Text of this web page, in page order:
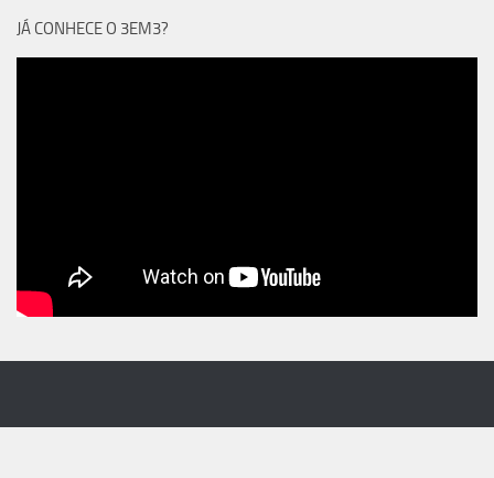
JÁ CONHECE O 3EM3?